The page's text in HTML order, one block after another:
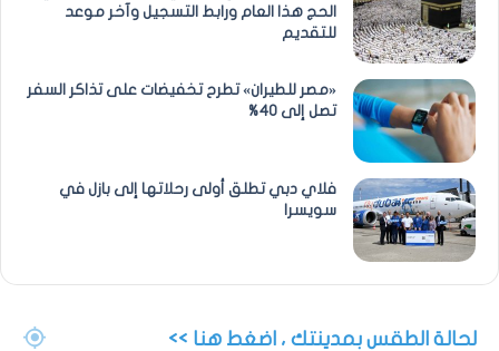
الحج هذا العام ورابط التسجيل وآخر موعد
للتقديم
«مصر للطيران» تطرح تخفيضات على تذاكر السفر
تصل إلى 40%
فلاي دبي تطلق أولى رحلاتها إلى بازل في
سويسرا
لحالة الطقس بمدينتك ، اضغط هنا >>